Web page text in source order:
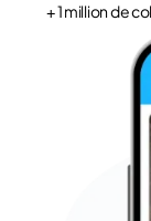
+ 1 million de